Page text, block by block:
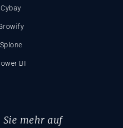
Cybay
Splone
BI
mehr auf